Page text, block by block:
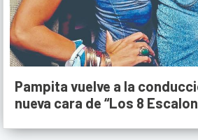
Pampita vuelve a la
nueva cara de “Los 8